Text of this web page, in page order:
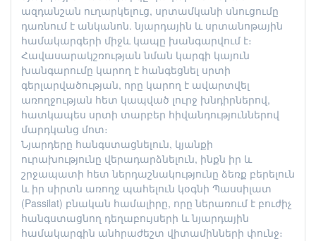
ազդանշան ուղարկելուց, սրտամկանի սնուցումը
դառնում է անկանոն. նյարդային և սրտանոթային
համակարգերի միջև կապը խանգարվում է։
Հավասարակշռության նման կարգի կայուն
խանգարումը կարող է հանգեցնել սրտի
գերլարվածության, որը կարող է ավարտվել
առողջության հետ կապված լուրջ խնդիրներով,
հատկապես սրտի տարբեր հիվանդություններով
մարդկանց մոտ։
Նյարդերը հանգստացնելուն, կյանքի
ուրախությունը վերադարձնելուն, ինքն իր և
շրջապատի հետ ներդաշնակությունը ձեռք բերելուն
և իր սիրտն առողջ պահելուն կօգնի Պասսիլատ
(Passilat) բնական համալիրը, որը ներառում է բուժիչ
հանգստացնող դեղաբույսերի և նյարդային
համակարգին անհրաժեշտ վիտամինների փունջ։